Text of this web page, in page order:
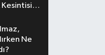
Kesintisi
Ne